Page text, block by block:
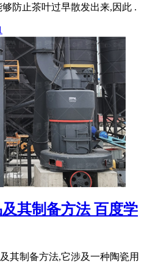
防止茶叶过早散发出来,因此 .
其制备方法 百度学
其制备方法,它涉及一种陶瓷用